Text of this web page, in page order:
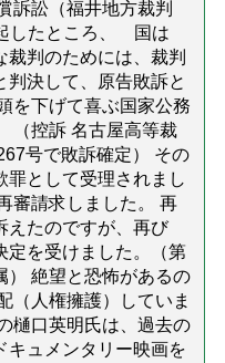
訴訟（福井地方裁判
したところ、 国は
裁判のためには、裁判
判決して、原告敗訴と
下げて喜ぶ国家公務
（控訴 名古屋高等裁
号で敗訴確定） その
罪として受理されまし
審請求しました。 再
えたのですが、再び
定を受けました。（第
） 絶望と恐怖があるの
（人権擁護）していま
口英明氏は、過去の
キュメンタリー映画を